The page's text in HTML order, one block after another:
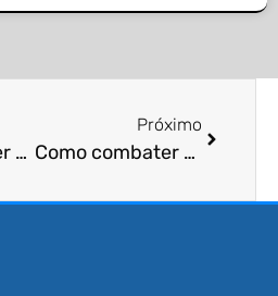
Como combater Larvas de Mosquitos em Reservatórios de Água?
Próximo
Como combater Larvas de Baratas em Ambientes Domésticos?